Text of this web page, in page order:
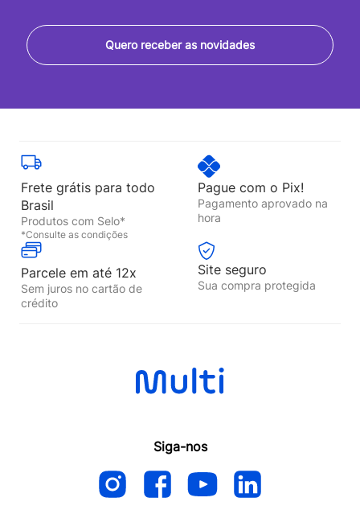
Quero receber as novidades
Frete grátis para todo
Brasil
Produtos com Selo*
*Consulte as condições
Pague com o Pix!
Pagamento aprovado na
hora
Parcele em até 12x
Sem juros no cartão de
crédito
Site seguro
Sua compra protegida
Siga-nos